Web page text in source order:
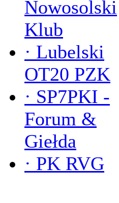
Nowosolski
Klub
· Lubelski
OT20 PZK
· SP7PKI -
Forum &
Giełda
· PK RVG